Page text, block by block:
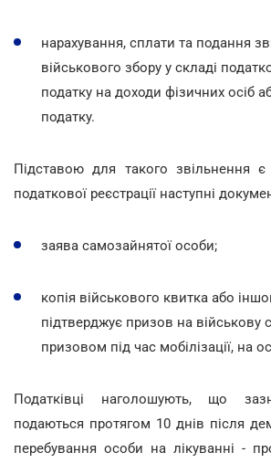
нарахування, сплати та подання
військового збору у складі
податку на доходи фізичних осіб
податку.
Підставою для такого звільнення
податкової реєстрації наступні
заява самозайнятої особи;
копія військового квитка або
підтверджує призов на військову
призовом під час мобілізації, на
Податківці наголошують, що
подаються протягом 10 днів після
перебування особи на лікуванні -